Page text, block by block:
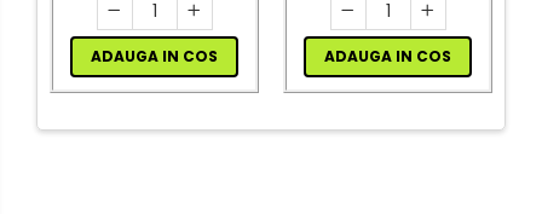
ADAUGA IN COS ADAUGA IN COS